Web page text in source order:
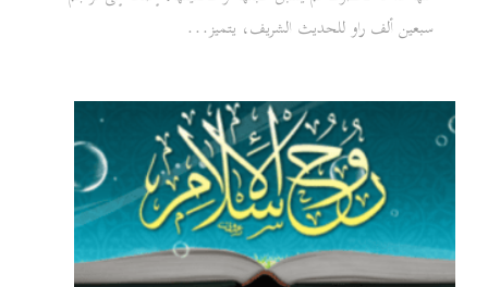
سبعين ألف راو للحديث الشريف، يتميز...